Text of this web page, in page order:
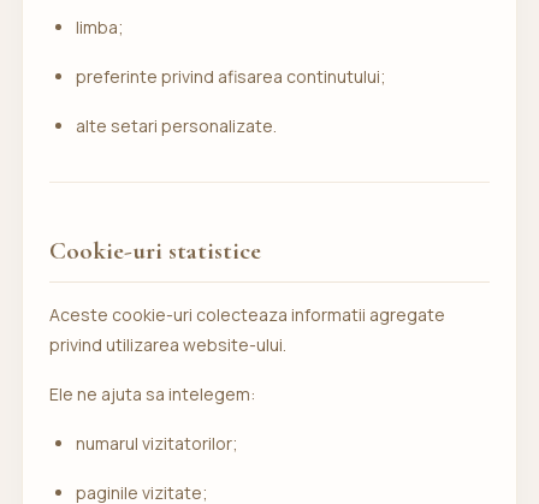
limba;
preferinte privind afisarea continutului;
alte setari personalizate.
Cookie-uri statistice
Aceste cookie-uri colecteaza informatii agregate
privind utilizarea website-ului.
Ele ne ajuta sa intelegem:
numarul vizitatorilor;
paginile vizitate;